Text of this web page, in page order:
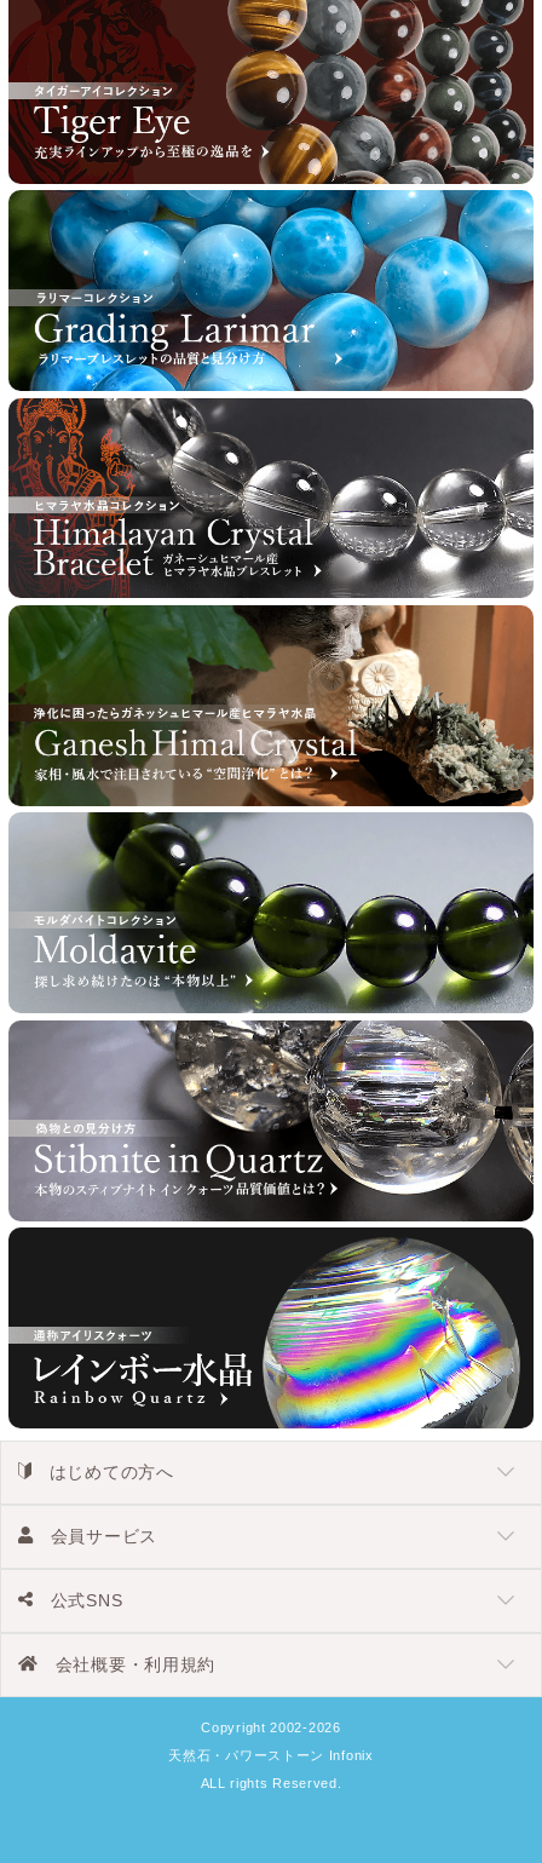
はじめての方へ
会員サービス
公式SNS
会社概要・利用規約
Copyright 2002-2026
天然石・パワーストーン Infonix
ALL rights Reserved.